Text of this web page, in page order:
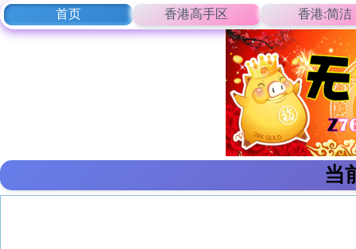
首页 香港高手区 香港:简洁
当